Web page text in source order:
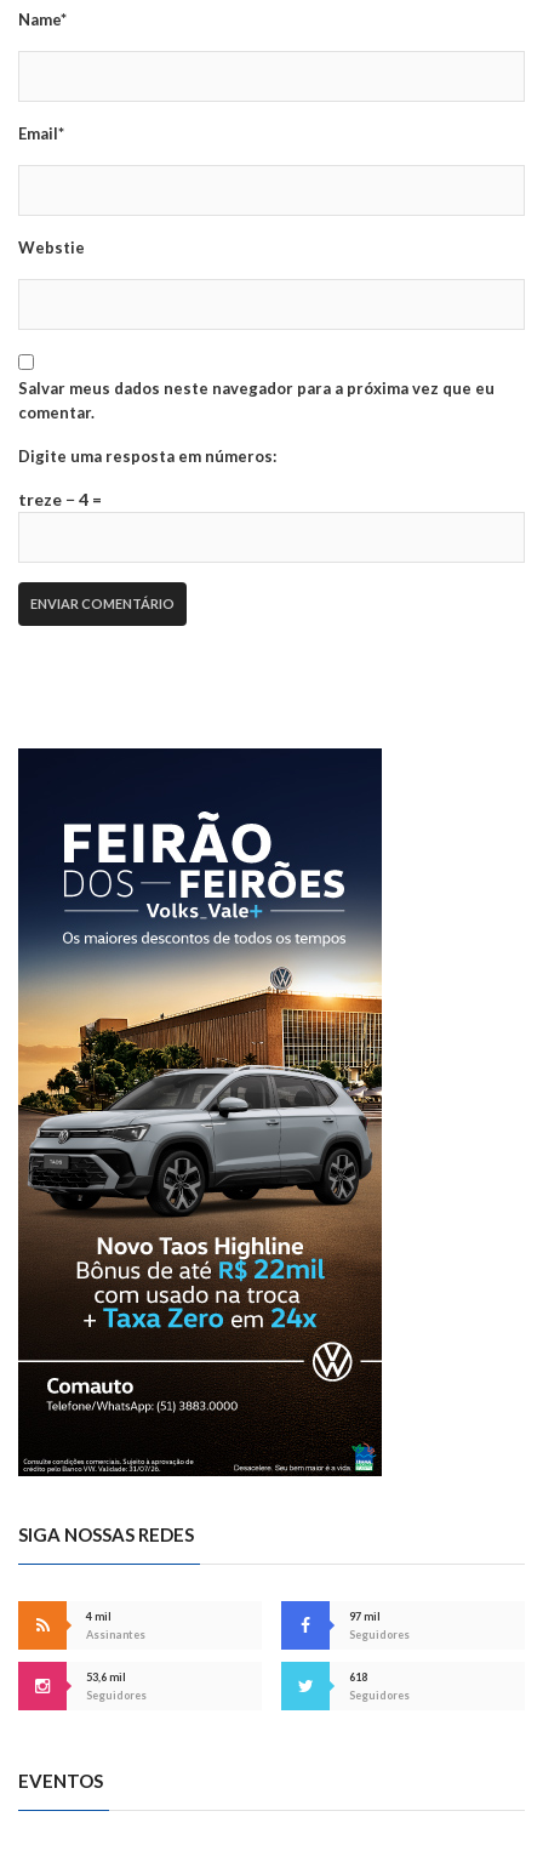
Name*
Email*
Webstie
Salvar meus dados neste navegador para a próxima vez que eu
comentar.
Digite uma resposta em números:
treze − 4 =
SIGA NOSSAS REDES
4 mil
Assinantes
97 mil
Seguidores
53,6 mil
Seguidores
618
Seguidores
EVENTOS